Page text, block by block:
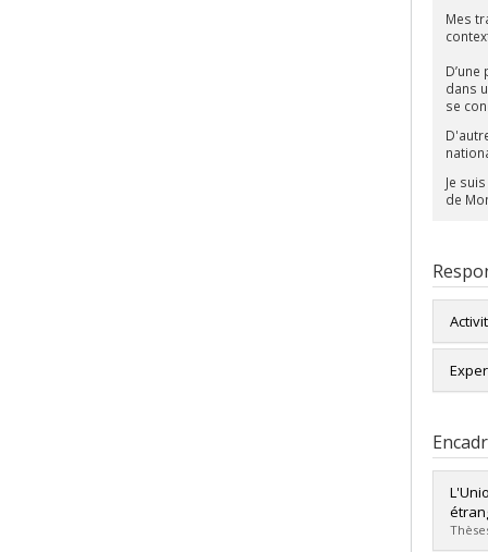
Mes
dans
se
Je
de